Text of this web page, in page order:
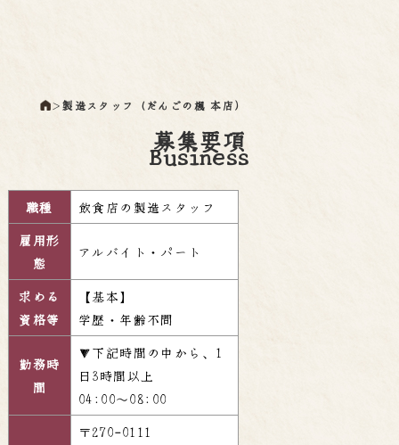
＞製造スタッフ（だんごの楓 本店）
募集要項
Business
職種
飲食店の製造スタッフ
雇用形
態
アルバイト・パート
求める
資格等
【基本】
学歴・年齢不問
勤務時
間
▼下記時間の中から、1
日3時間以上
04:00～08:00
〒270-0111